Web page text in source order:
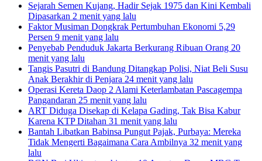
Sejarah Semen Kujang, Hadir Sejak 1975 dan Kini Kembali
Dipasarkan 2 menit yang lalu
Faktor Musiman Dongkrak Pertumbuhan Ekonomi 5,29
Persen 9 menit yang lalu
Penyebab Penduduk Jakarta Berkurang Ribuan Orang 20
menit yang lalu
Tangis Pasutri di Bandung Ditangkap Polisi, Niat Beli Susu
Anak Berakhir di Penjara 24 menit yang lalu
Operasi Kereta Daop 2 Alami Keterlambatan Pascagempa
Pangandaran 25 menit yang lalu
ART Diduga Disekap di Kelapa Gading, Tak Bisa Kabur
Karena KTP Ditahan 31 menit yang lalu
Bantah Libatkan Babinsa Pungut Pajak, Purbaya: Mereka
Tidak Mengerti Bagaimana Cara Ambilnya 32 menit yang
lalu